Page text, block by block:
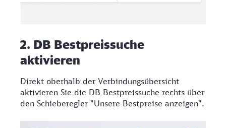
2. DB Bestpreissuche​
aktivieren
Direkt oberhalb der Verbindungsübersicht
aktivieren Sie die DB Bestpreissuche rechts über
den Schieberegler "Unsere Bestpreise anzeigen".